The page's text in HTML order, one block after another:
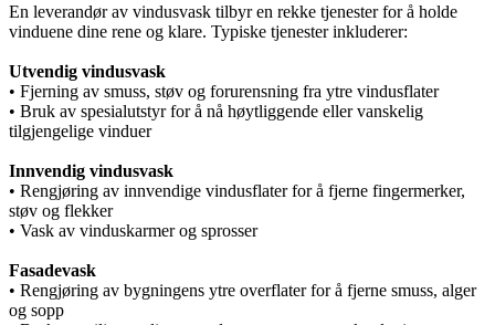
En leverandør av vindusvask tilbyr en rekke tjenester for å holde
vinduene dine rene og klare. Typiske tjenester inkluderer:
Utvendig vindusvask
• Fjerning av smuss, støv og forurensning fra ytre vindusflater
• Bruk av spesialutstyr for å nå høytliggende eller vanskelig
tilgjengelige vinduer
Innvendig vindusvask
• Rengjøring av innvendige vindusflater for å fjerne fingermerker,
støv og flekker
• Vask av vinduskarmer og sprosser
Fasadevask
• Rengjøring av bygningens ytre overflater for å fjerne smuss, alger
og sopp